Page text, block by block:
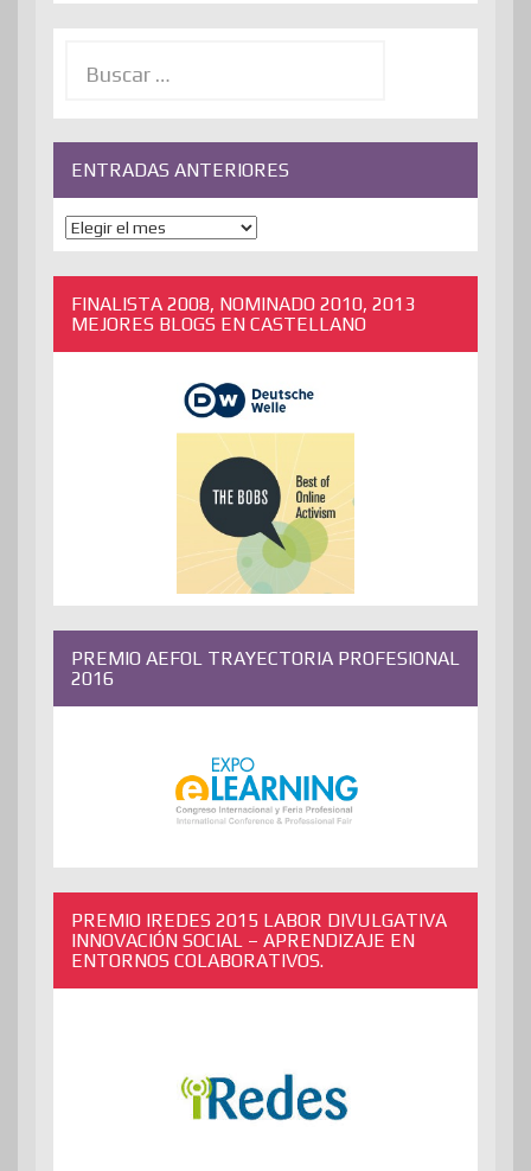
ENTRADAS ANTERIORES
ENTRADAS
ANTERIORES
FINALISTA 2008, NOMINADO 2010, 2013
MEJORES BLOGS EN CASTELLANO
PREMIO AEFOL TRAYECTORIA PROFESIONAL
2016
PREMIO IREDES 2015 LABOR DIVULGATIVA
INNOVACIÓN SOCIAL – APRENDIZAJE EN
ENTORNOS COLABORATIVOS.